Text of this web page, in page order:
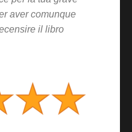
aver comunque
il libro